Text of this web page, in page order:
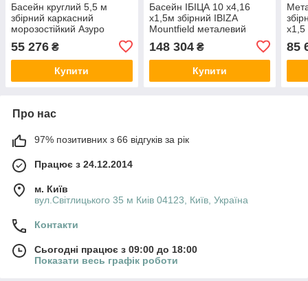
Басейн круглий 5,5 м
збірний каркасний
морозостійкий Азуро
AZURO, Mountfield (Чехія)
403DL без обладнання
55 276 ₴
Купити
Басейн ІБІЦА 10 х4,16
х1,5м збірний IBIZA
Mountfield металевий
стаціонарний каркасний
стальний заглиблений
148 304₴
Купити
х1,5
85
Про нас
97% позитивних з 66 відгуків за рік
Працює з 24.12.2014
м. Київ
вул.Світлицького 35 м Киів 04123, Київ, Україна
Контакти
Сьогодні працює з 09:00 до 18:00
Показати весь графік роботи